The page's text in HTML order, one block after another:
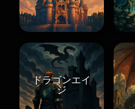
ドラゴンエイ
ジ